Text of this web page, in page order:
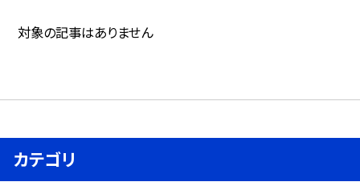
対象の記事はありません
カテゴリ